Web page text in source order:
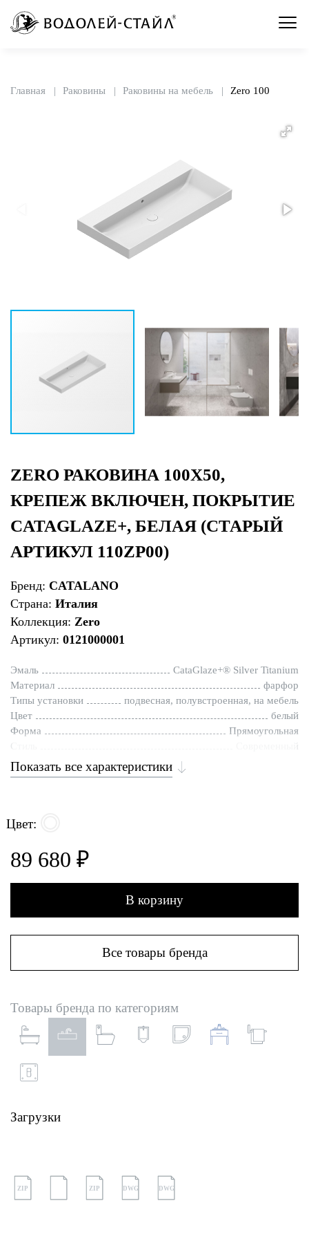
Главная Раковины Раковины на мебель Zero 100
ZERO РАКОВИНА 100Х50,
КРЕПЕЖ ВКЛЮЧЕН, ПОКРЫТИЕ
CATAGLAZE+, БЕЛАЯ (СТАРЫЙ
АРТИКУЛ 110ZP00)
Бренд: CATALANO
Страна: Италия
Коллекция: Zero
Артикул: 0121000001
Эмаль
CataGlaze+® Silver Titanium
Материал
фарфор
Типы установки
подвесная, полувстроенная, на мебель
Цвет
белый
Форма
Прямоугольная
Стиль
Современный
Показать все характеристики
Цвет:
89 680 ₽
В корзину
Все товары бренда
Товары бренда по категориям
Загрузки
ZIP ZIP DWG DWG